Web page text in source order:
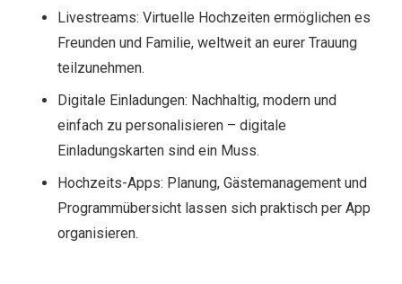
Livestreams: Virtuelle Hochzeiten ermöglichen es
Freunden und Familie, weltweit an eurer Trauung
teilzunehmen.
Digitale Einladungen: Nachhaltig, modern und
einfach zu personalisieren – digitale
Einladungskarten sind ein Muss.
Hochzeits-Apps: Planung, Gästemanagement und
Programmübersicht lassen sich praktisch per App
organisieren.